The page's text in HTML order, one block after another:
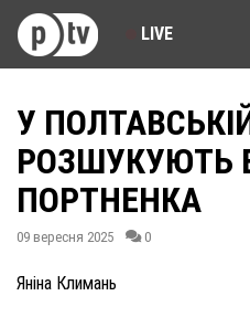
LIVE
У
РОЗШУКУЮТЬ
ПОРТНЕНКА
09 вересня 2025 0
Яніна Климань